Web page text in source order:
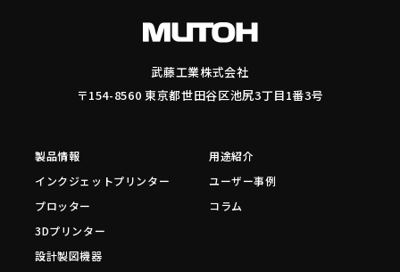
武藤工業株式会社
〒154-8560 東京都世田谷区池尻3丁目1番3号
製品情報
インクジェットプリンター
プロッター
3Dプリンター
設計製図機器
用途紹介
ユーザー事例
コラム